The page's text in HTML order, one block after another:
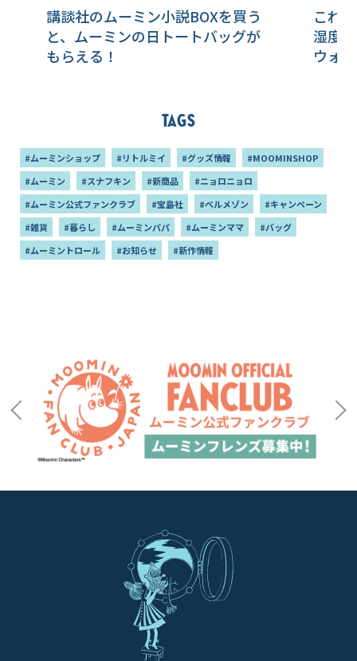
講談社のムーミン小説BOXを買う
と、ムーミンの日トートバッグが
もらえる！
これ
湿度
ウォ
Tags
#ムーミンショップ #リトルミイ #グッズ情報
#MOOMINSHOP
#ムーミン
#スナフキン #新商品
#ニョロニョロ
#ムーミン公式ファンクラブ
#宝島社 #ベルメゾン
#キャンペーン
#雑貨
#暮らし #ムーミンパパ #ムーミンママ
#バッグ
#ムーミントロール
#お知らせ #新作情報